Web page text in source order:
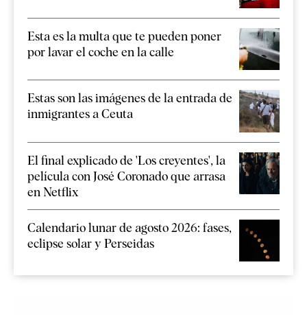
Esta es la multa que te pueden poner
por lavar el coche en la calle
Estas son las imágenes de la entrada de
inmigrantes a Ceuta
El final explicado de 'Los creyentes', la
película con José Coronado que arrasa
en Netflix
Calendario lunar de agosto 2026: fases,
eclipse solar y Perseidas